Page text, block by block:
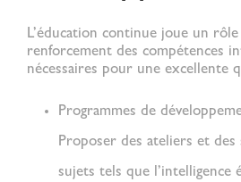
L’éducation continue joue un
renforcement des compétences
nécessaires pour une excellente
Programmes de
Proposer des ateliers et des
sujets tels que l’intelligence